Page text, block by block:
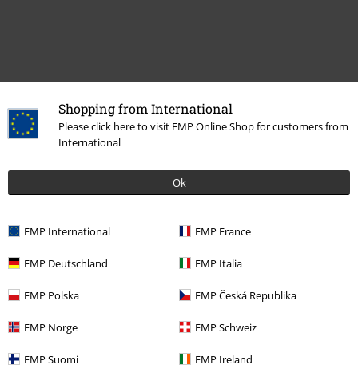
Shopping from International
Please click here to visit EMP Online Shop for customers from
International
Ok
EMP International EMP France
EMP Deutschland EMP Italia
EMP Polska EMP Česká Republika
EMP Norge EMP Schweiz
EMP Suomi EMP Ireland